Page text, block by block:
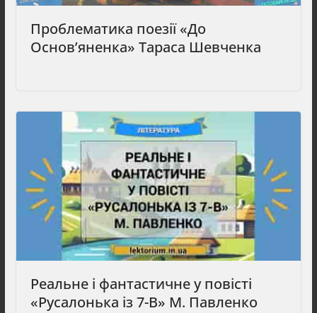
Проблематика поезії «До
Основ’яненка» Тараса Шевченка
Реальне і фантастичне у повісті
«Русалонька із 7-В» М. Павленко